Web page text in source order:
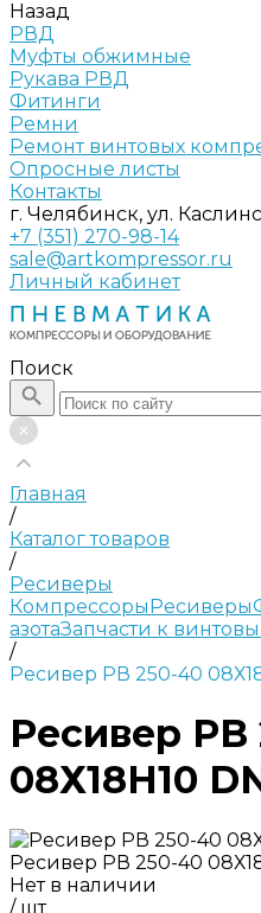
Назад
РВД
Муфты обжимные
Рукава РВД
Фитинги
Ремни
Ремонт винтовых
Опросные листы
Контакты
г. Челябинск, ул.
+7 (351) 270-98-14
sale@artkompressor.ru
Личный кабинет
Поиск
Главная
/
Каталог товаров
/
Ресиверы
КомпрессорыРесиверы
азотаЗапчасти к
/
Ресивер РВ 250-40
Ресивер РВ
08Х18Н10
Ресивер РВ 250-40
Нет в наличии
/ шт